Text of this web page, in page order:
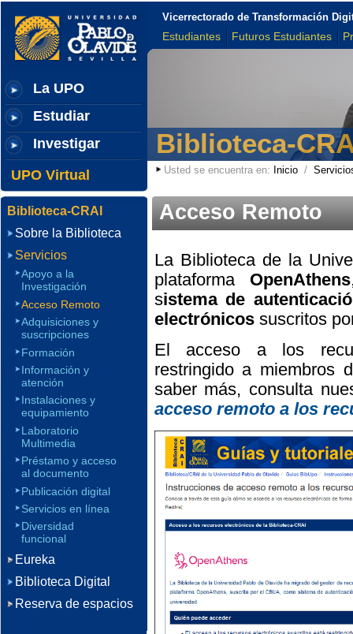
La UPO
Estudiar
Investigar
UPO Virtual
Vicerrectorado de Transformación
Estudiantes Futuros Estudiantes
Biblioteca-
Usted se encuentra en: Inicio/
Acceso Remoto
La Biblioteca de la
plataforma OpenAthens
sistema de
electrónicossuscritos
El acceso a los
restringido a miembros
saber más, consulta
acceso remoto a los
Biblioteca-CRAI
Sobre la Biblioteca
Servicios
Apoyo a la
Investigación
Acceso Remoto
Adquisiciones y
suscripciones
Formación
Información y
atención
Instalaciones y
equipamiento
Laboratorio
Multimedia
Préstamo y acceso
al documento
Publicación digital
Servicios en línea
Diversidad
funcional
Eureka
Biblioteca Digital
Reserva de espacios